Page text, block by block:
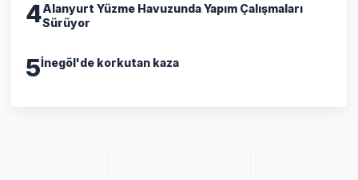
4Alanyurt Yüzme Havuzunda Yapım Çalışmaları
Sürüyor
5İnegöl'de korkutan kaza